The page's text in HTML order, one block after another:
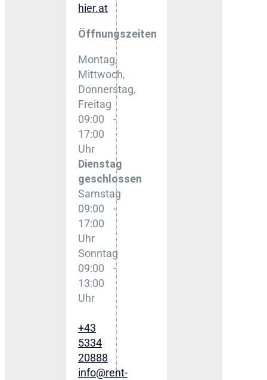
hier.at
Öffnungszeiten
Montag,
Mittwoch,
Donnerstag,
Freitag
09:00 -
17:00
Uhr
Dienstag
geschlossen
Samstag
09:00 -
17:00
Uhr
Sonntag
09:00 -
13:00
Uhr
+43
5334
20888
info@rent-